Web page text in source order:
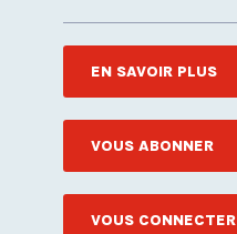
EN SAVOIR PLUS
VOUS ABONNER
VOUS CONNECTER